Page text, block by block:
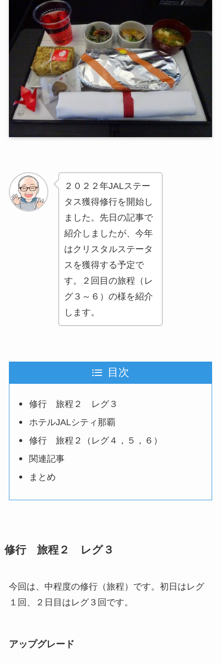
２０２２年JALステー
タス獲得修行を開始し
ました。先日の記事で
紹介しましたが、今年
はクリスタルステータ
スを獲得する予定で
す。２回目の旅程（レ
グ３～６）の様を紹介
します。
目次
修行 旅程２ レグ３
ホテルJALシティ那覇
修行 旅程２（レグ４，５，６）
関連記事
まとめ
修行 旅程２ レグ３
今回は、中程度の修行（旅程）です。初日はレグ
１回、２日目はレグ３回です。
アップグレード